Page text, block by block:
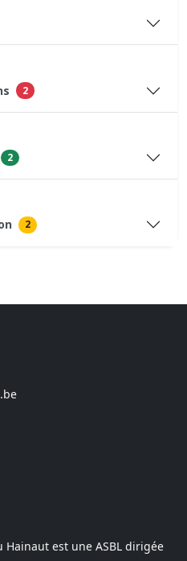
2
2
2
Hainaut est une ASBL dirigée